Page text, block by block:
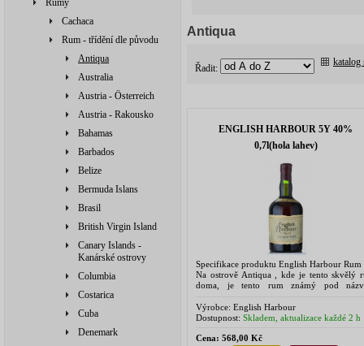
Rumy
Cachaca
Rum - třídění dle původu
Antiqua
Australia
Austria - Österreich
Austria - Rakousko
Bahamas
Barbados
Belize
Bermuda Islans
Brasil
British Virgin Island
Canary Islands -
Kanárské ostrovy
Columbia
Costarica
Cuba
Denemark
Antiqua
Řadit:
katalog
ENGLISH HARBOUR 5Y 40%
0,7l(hola lahev)
Specifikace produktu English Harbour Rum
Na ostrově Antiqua , kde je tento skvělý
doma, je tento rum známý pod
Harbour. S ohledem k prostředí ve...
Výrobce: English Harbour
Dostupnost: Skladem, aktualizace každé 2 h
Cena: 568,00 Kč